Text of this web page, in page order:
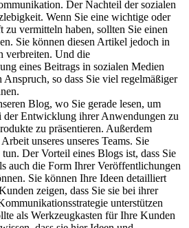
Der Nachteil der sozialen
Wenn Sie eine wichtige oder
zu vermitteln haben, sollten Sie einen
Sie können diesen Artikel jedoch in
verbreiten. Und die
eines Beitrags in sozialen Medien
so dass Sie viel regelmäßiger
Blog, wo Sie gerade lesen, um
der Entwicklung ihrer Anwendungen zu
zu präsentieren. Außerdem
unseres unseres Teams. Sie
Der Vorteil eines Blogs ist, dass Sie
auch die Form Ihrer Veröffentlichungen
Sie können Ihre Ideen detailliert
zeigen, dass Sie sie bei ihrer
unterstützen
als Werkzeugkasten für Ihre Kunden